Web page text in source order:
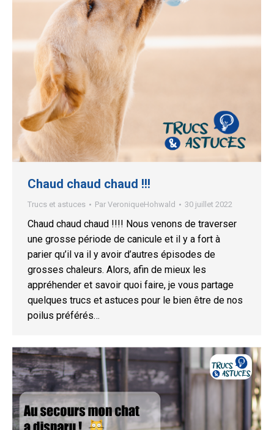
Chaud chaud chaud !!!
Trucs et astuces Par VeroniqueHohwald 30 juillet 2022
Chaud chaud chaud !!!! Nous venons de traverser
une grosse période de canicule et il y a fort à
parier qu’il va il y avoir d’autres épisodes de
grosses chaleurs. Alors, afin de mieux les
appréhender et savoir quoi faire, je vous partage
quelques trucs et astuces pour le bien être de nos
poilus préférés…